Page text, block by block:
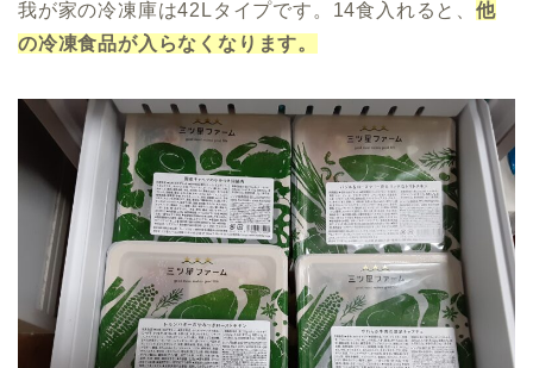
我が家の冷凍庫は42Lタイプです。14食入れると、 他
の冷凍食品が入らなくなります。